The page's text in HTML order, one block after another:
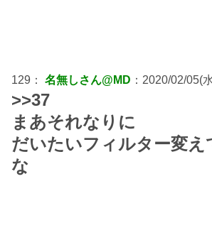
129： 名無しさん@MD ：2020/02/05(
>>37
まあそれなりに
だいたいフィルター変え
な